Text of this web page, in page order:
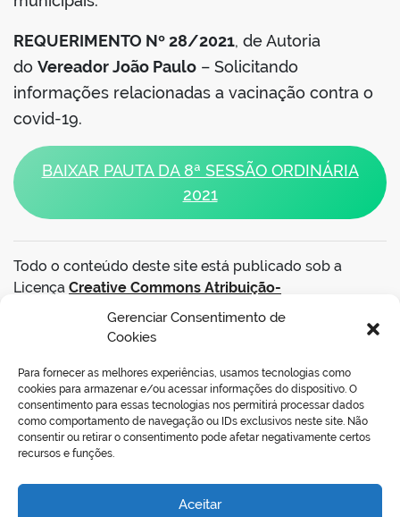
Gerenciar Consentimento de
Cookies
Para fornecer as melhores experiências, usamos tecnologias como
cookies para armazenar e/ou acessar informações do dispositivo. O
consentimento para essas tecnologias nos permitirá processar dados
como comportamento de navegação ou IDs exclusivos neste site. Não
consentir ou retirar o consentimento pode afetar negativamente certos
recursos e funções.
Aceitar
REQUERIMENTO Nº 28/2021, de Autoria
do Vereador João Paulo – Solicitando
informações relacionadas a vacinação contra o
covid-19.
BAIXAR PAUTA DA 8ª SESSÃO ORDINÁRIA
2021
Todo o conteúdo deste site está publicado sob a
Licença Creative Commons Atribuição-
SemDerivações 3.0 Não Adaptada
VOLTAR AO TOPO